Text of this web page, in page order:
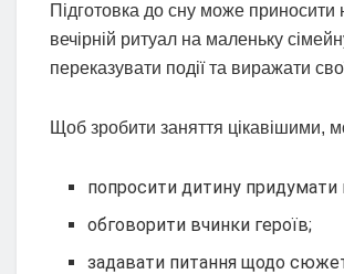
Підготовка до сну може приносити
вечірній ритуал на маленьку
переказувати події та виражати
Щоб зробити заняття цікавішими,
попросити дитину придумати
обговорити вчинки героїв;
задавати питання щодо